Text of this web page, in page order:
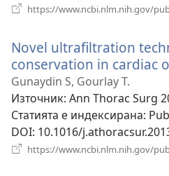
https://www.ncbi.nlm.nih.gov/
Novel ultrafiltration
conservation in cardiac
Gunaydin S, Gourlay T.
Източник‎: Ann Thorac Surg
Статията е индексирана‎:
DOI‎: 10.1016/
https://www.ncbi.nlm.nih.gov/